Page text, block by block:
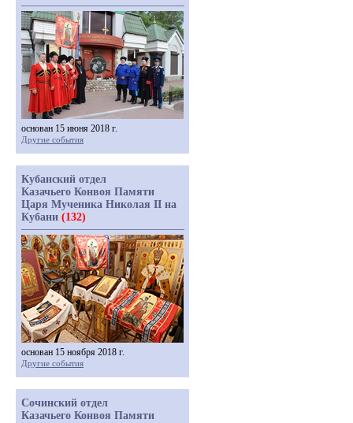
основан 15 июня 2018 г.
Другие события
Кубанский отдел
Казачьего Конвоя Памяти
Царя Мученика Николая II на
Кубани (132)
основан 15 ноября 2018 г.
Другие события
Сочинский отдел
Казачьего Конвоя Памяти